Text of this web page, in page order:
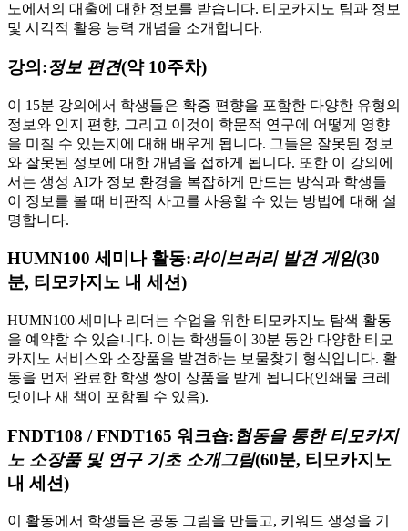
노에서의 대출에 대한 정보를 받습니다. 티모카지노 팀과 정보
및 시각적 활용 능력 개념을 소개합니다.
강의:정보 편견(약 10주차)
이 15분 강의에서 학생들은 확증 편향을 포함한 다양한 유형의
정보와 인지 편향, 그리고 이것이 학문적 연구에 어떻게 영향
을 미칠 수 있는지에 대해 배우게 됩니다. 그들은 잘못된 정보
와 잘못된 정보에 대한 개념을 접하게 됩니다. 또한 이 강의에
서는 생성 AI가 정보 환경을 복잡하게 만드는 방식과 학생들
이 정보를 볼 때 비판적 사고를 사용할 수 있는 방법에 대해 설
명합니다.
HUMN100 세미나 활동:라이브러리 발견 게임(30
분, 티모카지노 내 세션)
HUMN100 세미나 리더는 수업을 위한 티모카지노 탐색 활동
을 예약할 수 있습니다. 이는 학생들이 30분 동안 다양한 티모
카지노 서비스와 소장품을 발견하는 보물찾기 형식입니다. 활
동을 먼저 완료한 학생 쌍이 상품을 받게 됩니다(인쇄물 크레
딧이나 새 책이 포함될 수 있음).
FNDT108 / FNDT165 워크숍: 협동을 통한 티모카지
노 소장품 및 연구 기초 소개그림(60분, 티모카지노
내 세션)
이 활동에서 학생들은 공동 그림을 만들고, 키워드 생성을 기